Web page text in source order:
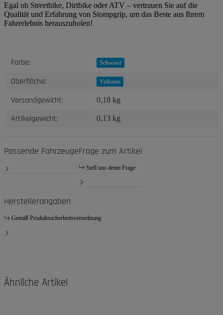
Egal ob Streetbike, Dirtbike oder ATV – vertrauen Sie auf die
Qualität und Erfahrung von Stompgrip, um das Beste aus Ihrem
Fahrerlebnis herauszuholen!
Produkteigenschaft
Wert
Farbe: Schwarz
Oberfläche: Vulcano
Versandgewicht: 0,18 kg
Artikelgewicht: 0,13 kg
Passende FahrzeugeFrage zum Artikel
Stell uns deine Frage
Herstellerangaben
Gemäß Produktsicherheitsverordnung
Ähnliche Artikel